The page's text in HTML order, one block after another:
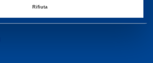
Rifiuta